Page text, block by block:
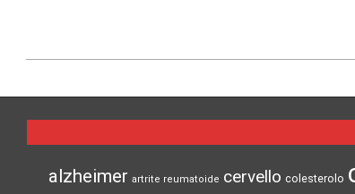
alzheimer artrite reumatoide cervello colesterolo